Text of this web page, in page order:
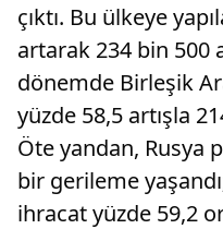
çıktı. Bu ülkeye
artarak 234 bin 500
dönemde Birleşik
yüzde 58,5 artışla
Öte yandan, Rusya
bir gerileme
ihracat yüzde 59,2